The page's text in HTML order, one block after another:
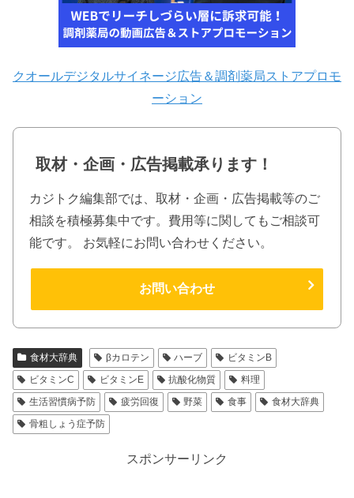
クオールデジタルサイネージ広告＆調剤薬局ストアプロモ
ーション
取材・企画・広告掲載承ります！
カジトク編集部では、取材・企画・広告掲載等のご
相談を積極募集中です。費用等に関してもご相談可
能です。 お気軽にお問い合わせください。
お問い合わせ
食材大辞典 βカロテン ハーブ
ビタミンB
ビタミンC
ビタミンE 抗酸化物質
料理
生活習慣病予防
疲労回復 野菜 食事
食材大辞典
骨粗しょう症予防
スポンサーリンク